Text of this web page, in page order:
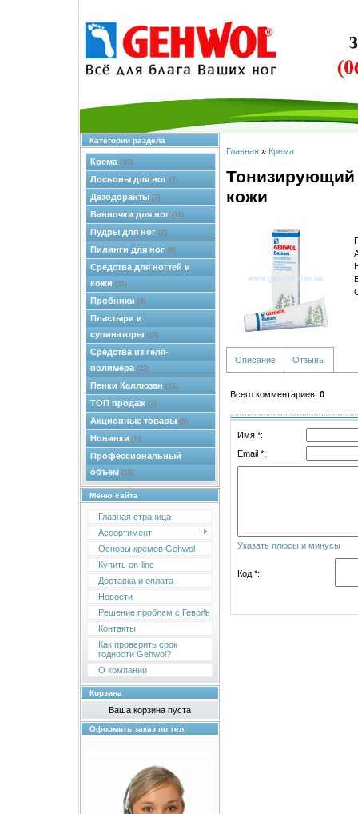
Категории раздела
Крема (33)
Лосьоны для ног (7)
Дезодоранты (7)
Ванночки для ног (11)
Пудры для ног (2)
Пилинги для ног (6)
Средства для ногтей и
кожи (11)
Пробники (4)
Пластыри и
супинаторы (18)
Средства из геля-
полимера (33)
Пенки Каллюзан (15)
ТОП продаж (7)
Акционные товары (9)
Новинки (5)
Профессиональный
объем (18)
Меню сайта
Главная страница
Ассортимент
Основы кремов Gehwol
Купить on-line
Доставка и оплата
Новости
Решение проблем с Геволь
Контакты
Как проверить срок
годности Gehwol?
О компании
Корзина
Ваша корзина пуста
Оформить заказ по тел:
Главная » Крема
кожи
Описание Отзывы
Всего комментариев: 0
Имя *:
Email *:
Указать плюсы и минусы
Код *: